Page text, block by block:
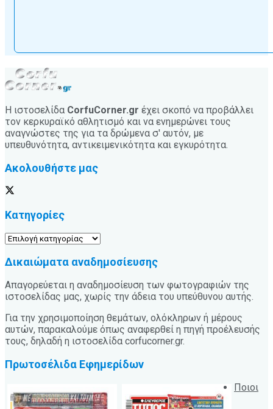
Η ιστοσελίδα CorfuCorner.gr έχει σκοπό να προβάλλει
τον κερκυραϊκό αθλητισμό και να ενημερώνει τους
αναγνώστες της για τα δρώμενα σ' αυτόν, με
υπευθυνότητα, αντικειμενικότητα και εγκυρότητα.
Ακολουθήστε μας
Κατηγορίες
Κατηγορίες
Δικαιώματα αναδημοσίευσης
Απαγορεύεται η αναδημοσίευση των φωτογραφιών της
ιστοσελίδας μας, χωρίς την άδεια του υπεύθυνου αυτής.
Για την χρησιμοποίηση θεμάτων, ολόκληρων ή μέρους
αυτών, παρακαλούμε όπως αναφερθεί η πηγή προέλευσής
τους, δηλαδή η ιστοσελίδα corfucorner.gr.
Πρωτοσέλιδα Εφημερίδων
Ποιοι